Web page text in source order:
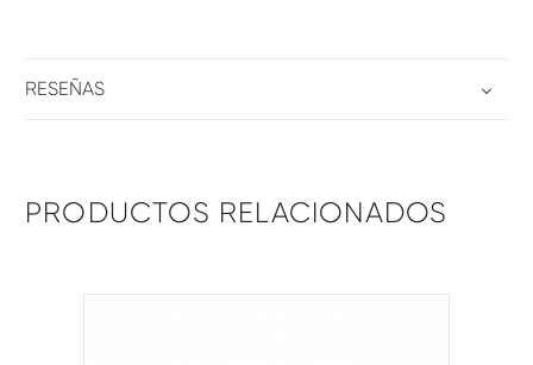
RESEÑAS
PRODUCTOS RELACIONADOS